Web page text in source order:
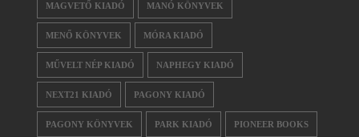
MAGVETŐ KIADÓ MANÓ KÖNYVEK
MENŐ KÖNYVEK MÓRA KIADÓ
MŰVELT NÉP KIADÓ NAPHEGY KIADÓ
NEXT21 KIADÓ PAGONY KIADÓ
PAGONY KÖNYVEK PARK KIADÓ PIONEER BOOKS